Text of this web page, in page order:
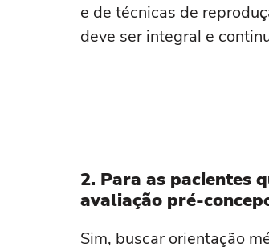
e de técnicas de
deve ser integral e
2. Para as pacientes
avaliação pré-
Sim, buscar orientação